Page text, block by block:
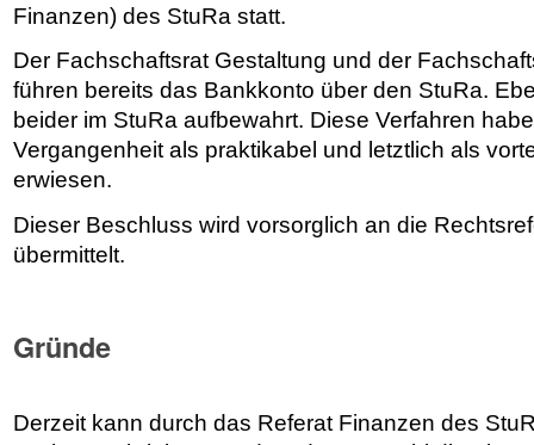
Finanzen) des StuRa statt.
Der Fachschaftsrat Gestaltung und der
führen bereits das Bankkonto über den StuRa.
beider im StuRa aufbewahrt. Diese Verfahren
Vergangenheit als praktikabel und letztlich als
erwiesen.
Dieser Beschluss wird vorsorglich an die
übermittelt.
Gründe
Derzeit kann durch das Referat Finanzen des